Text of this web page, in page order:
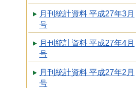
月刊統計資料 平成27年3月
号
月刊統計資料 平成27年4月
号
月刊統計資料 平成27年2月
号